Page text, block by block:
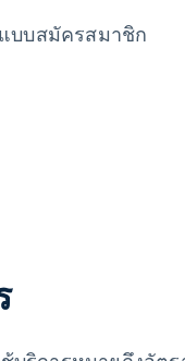
บบสมัครสมาชิก